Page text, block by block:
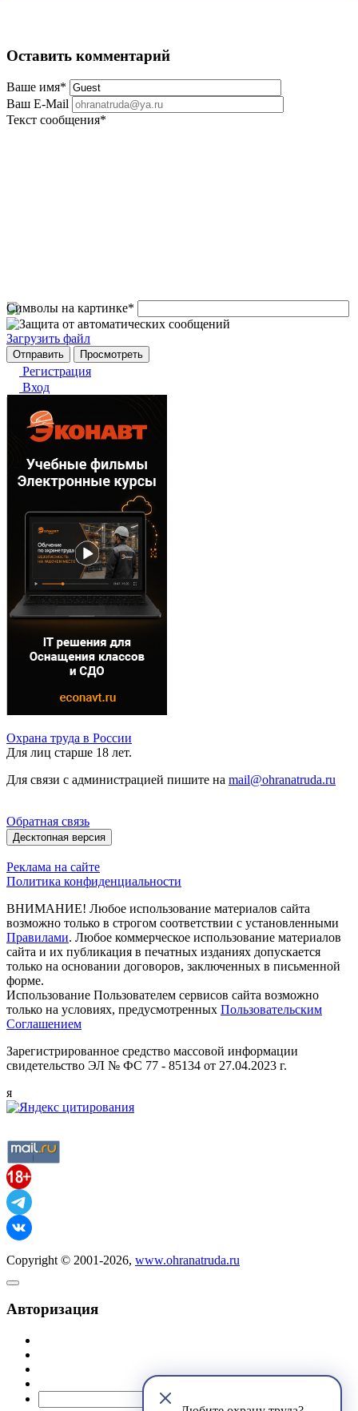
Оставить комментарий
Ваше имя*
Ваш E-Mail
Текст сообщения*
Символы на картинке*
Загрузить файл
Регистрация
Вход
Охрана труда в России
Для лиц старше 18 лет.
Для связи с администрацией пишите на mail@ohranatruda.ru
Обратная связь
Десктопная версия
Реклама на сайте
Политика конфиденциальности
ВНИМАНИЕ! Любое использование материалов сайта
возможно только в строгом соответствии с установленными
Правилами. Любое коммерческое использование материалов
сайта и их публикация в печатных изданиях допускается
только на основании договоров, заключенных в письменной
форме.
Использование Пользователем сервисов сайта возможно
только на условиях, предусмотренных Пользовательским
Соглашением
Зарегистрированное средство массовой информации
свидетельство ЭЛ № ФС 77 - 85134 от 27.04.2023 г.
я
Copyright © 2001-2026, www.ohranatruda.ru
Авторизация